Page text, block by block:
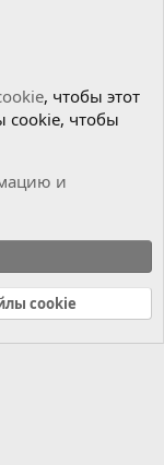
Главная
R
, чтобы этот
cookie, чтобы
и
cookie